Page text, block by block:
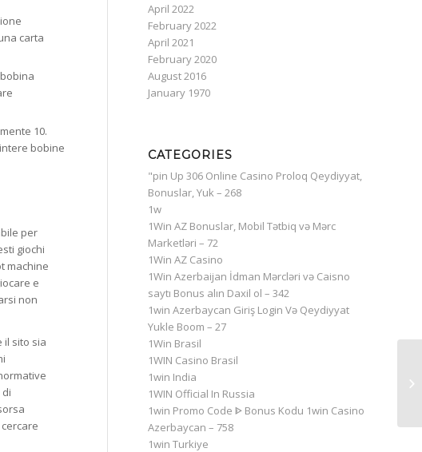
carta
10.
bobine
per
giochi
machine
e
non
il sito sia
April 2022
February 2022
April 2021
February 2020
August 2016
January 1970
CATEGORIES
"pin Up 306 Online Casino Proloq Qeydiyyat,
Bonuslar, Yuk – 268
1w
1Win AZ Bonuslar, Mobil Tətbiq və Mərc
Marketləri – 72
1Win AZ Casino
1Win Azerbaijan İdman Mərcləri və Caisno
saytı Bonus alın Daxil ol – 342
1win Azerbaycan Giriş Login Və Qeydiyyat
Yukle Boom – 27
1Win Brasil
1WIN Casino Brasil
1win India
1WIN Official In Russia
1win Promo Code ᐈ Bonus Kodu 1win Casino
Azerbaycan – 758
1win Turkiye